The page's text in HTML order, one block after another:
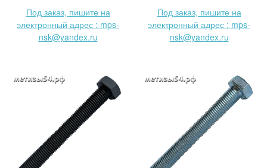
Под заказ, пишите на
электронный адрес : mps-
nsk@yandex.ru
Под заказ, пишите на
электронный адрес : mps-
nsk@yandex.ru